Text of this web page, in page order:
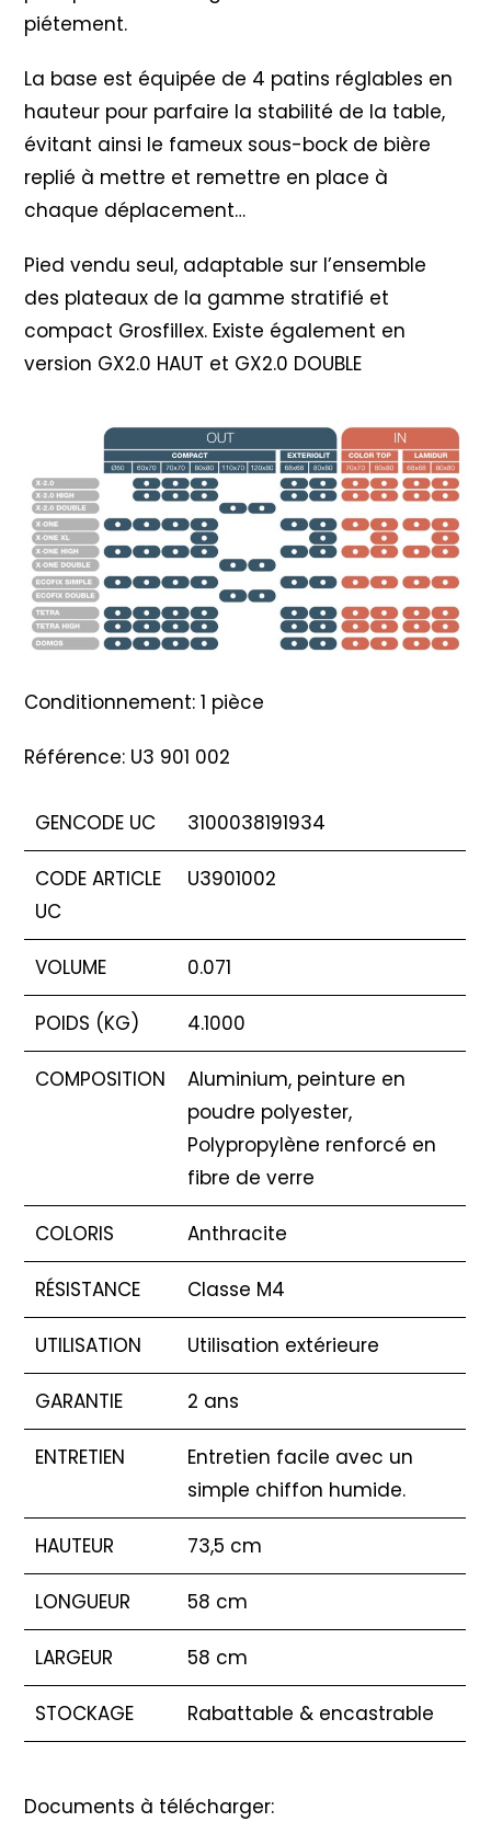
piétement.
La base est équipée de 4 patins réglables en
hauteur pour parfaire la stabilité de la table,
évitant ainsi le fameux sous-bock de bière
replié à mettre et remettre en place à
chaque déplacement…
Pied vendu seul, adaptable sur l’ensemble
des plateaux de la gamme stratifié et
compact Grosfillex. Existe également en
version GX2.0 HAUT et GX2.0 DOUBLE
Conditionnement: 1 pièce
Référence: U3 901 002
GENCODE UC 3100038191934
CODE ARTICLE
UC
U3901002
VOLUME 0.071
POIDS (KG) 4.1000
COMPOSITION
Aluminium, peinture en
poudre polyester,
Polypropylène renforcé en
fibre de verre
COLORIS Anthracite
RÉSISTANCE Classe M4
UTILISATION Utilisation extérieure
GARANTIE 2 ans
ENTRETIEN
Entretien facile avec un
simple chiffon humide.
HAUTEUR 73,5 cm
LONGUEUR 58 cm
LARGEUR 58 cm
STOCKAGE Rabattable & encastrable
Documents à télécharger: